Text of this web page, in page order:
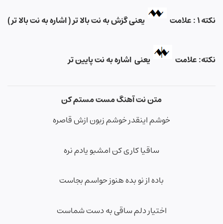
نکته ۱ : علامت یعنی گزش به نت بالا تر ( اشاره به نت بالا تر)
نکته: علامت یعنی اشاره به نت پایین تر
متن نت آهنگ مست مستم کن
خوشم اینقدر خوشم زبون ازش قاصره
ساقیا کاری کن امشبو یادم نره
باده از نو بده هنوز حواسم بجاست
اختیار دلم ساقی به دست شماست